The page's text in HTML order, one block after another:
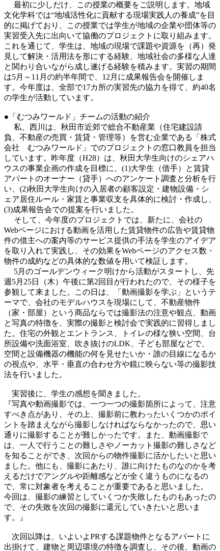
最初に少しだけ、この授業の概要をご説明します。地域
文化学科では“地域活性化に貢献する現場実践人の養成”を目
的に掲げており、この授業では学生が地域の企業や団体等の
実習受入先に出向いて協働のプロジェクトに取り組みます。
これを通じて、学生は、地域の現場で課題や資源を（再）発
見して解決・活用法を形にする経験、地域社会の多様な人達
と関わり合いながら成し遂げる経験を積みます。実習の期間
は5月～11月の約半年間で、12月に成果報告会を開催しま
す。今年度は、全部で17カ所の実習先の協力を得て、約40名
の学生が活動しています。
●「むつみワールド」チームの活動の紹介
私、西川は、秋田市近郊で総合不動産業（住宅建設請
負、不動産の売買・賃貸・管理等）を営む企業である「株式
会社 むつみワールド」でのプロジェクトの窓口教員を担当
しています。昨年度（H28）は、秋田大学生向けのシェアハ
ウスの事業企画の作成を目標に、(1)大学生（借手）と賃貸
アパートのオーナー（貸手）へのアンケート調査と分析を行
い、(2)秋田大学生向けの入居者の顧客設定・建物設備・シ
ェア居住ルール・家賃と事業収支を具体的に検討・作成し、
(3)成果報告会での提案を行いました。
そして、今年度のプロジェクトでは、新たに、会社の
Webページにおける動画を活用した賃貸物件の広告や賃貸物
件の借主への案内等のサービス提供の手法を学生のアイデア
を取り入れて実践し、その効果をWebページのアクセス数・
物件の成約などの具体的な数値を用いて検証します。
5月のゴールデンウィーク明けから活動がスタートし、先
週5月25日（木）午後に第2回目が行われたので、その様子を
参観して来ました。この日は、「動画撮影を学ぶ」というテ
ーマで、会社のモデルハウスを現場にして、不動産物件
（家・部屋）という商品ならでは撮影法の注意や観点、動画
と写真の特徴を、実際の撮影と検討会で実践的に習得しまし
た。住宅の外観とエントランス、トイレの様な狭い空間、台
所設備や洗面浴室、吹き抜けのLDK、子ども部屋などで、
空間と設備機器の機能の何を見せたいか・誰の目線になるか
の視点や、水平・垂直の合わせ方や鏡に映らない等の撮影技
法を行いました。
実習後に、学生の感想を聞きました。
『写真や動画撮影では、一つ一つの撮影箇所によって、注意
すべき点があり、その上、撮影前に教わったいくつかのポイ
ントを踏まえながら撮影しなければならなかったので、思い
通りに撮影することが難しかったです。また、動画撮影で
は、一人で行うことの難しさやノーカット撮影の難しさなど
を知ることができ、次回からの物件撮影に活かしたいと思い
ました。他にも、撮影にあたり、誰に向けたものなのかを考
えるだけでアングルや距離感などが全く違うものになるの
で、常に対象者を考えることが重要であると思いました。
今回は、撮影の練習としていくつか失敗したものもあったの
で、その失敗を次回の撮影に還元していきたいと思いま
す。』
次回以降は、いよいよPRする課題物件となるアパートに
出掛けて、建物と周辺環境の特徴を調査し、その後、動画の